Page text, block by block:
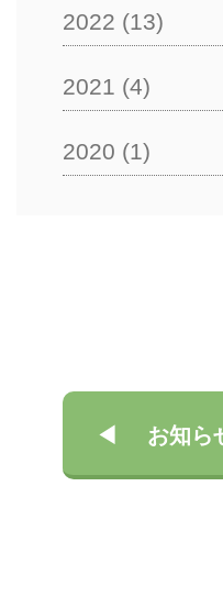
2022 (13)
2021 (4)
2020 (1)
お知ら